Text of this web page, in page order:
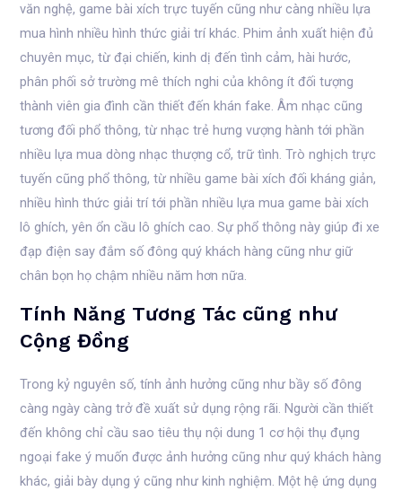
văn nghệ, game bài xích trực tuyến cũng như càng nhiều lựa
mua hình nhiều hình thức giải trí khác. Phim ảnh xuất hiện đủ
chuyên mục, từ đại chiến, kinh dị đến tình cảm, hài hước,
phân phối sở trường mê thích nghi của không ít đối tượng
thành viên gia đình cần thiết đến khán fake. Âm nhạc cũng
tương đối phổ thông, từ nhạc trẻ hưng vượng hành tới phần
nhiều lựa mua dòng nhạc thượng cổ, trữ tình. Trò nghịch trực
tuyến cũng phổ thông, từ nhiều game bài xích đối kháng giản,
nhiều hình thức giải trí tới phần nhiều lựa mua game bài xích
lô ghích, yên ổn cầu lô ghích cao. Sự phổ thông này giúp đi xe
đạp điện say đắm số đông quý khách hàng cũng như giữ
chân bọn họ chậm nhiều năm hơn nữa.
Tính Năng Tương Tác cũng như
Cộng Đồng
Trong kỷ nguyên số, tính ảnh hưởng cũng như bầy số đông
càng ngày càng trở đề xuất sử dụng rộng rãi. Người cần thiết
đến không chỉ cầu sao tiêu thụ nội dung 1 cơ hội thụ đụng
ngoại fake ý muốn được ảnh hưởng cũng như quý khách hàng
khác, giải bày dụng ý cũng như kinh nghiệm. Một hệ ứng dụng